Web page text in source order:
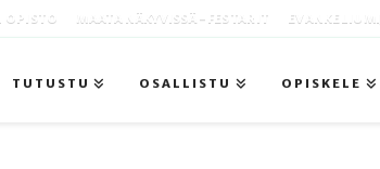
OPISTO MAATA NÄKYVISSÄ -FESTARIT
TUTUSTU OSALLISTU OPISKELE